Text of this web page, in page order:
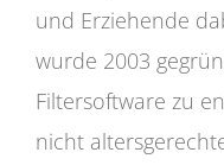
und Erziehende
wurde 2003
Filtersoftware zu
nicht